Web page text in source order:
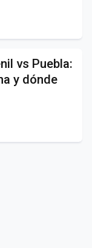
vs Puebla:
y dónde